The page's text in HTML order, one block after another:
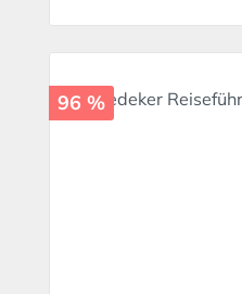
96 %